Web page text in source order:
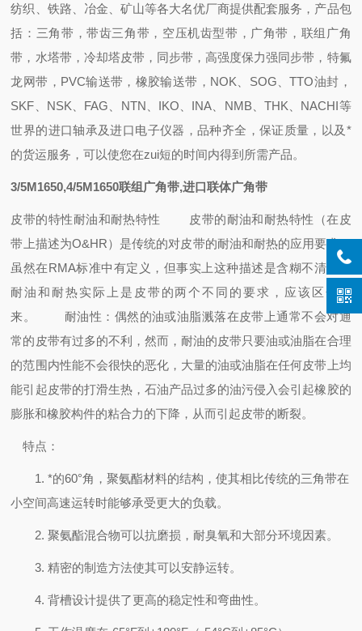
纺织、铁路、冶金、矿山等各大名优厂商提供配套服务， 产品包
括： 三角带，带齿三角带，空压机齿型带，广角带，联组广角
带，水塔带，冷却塔皮带，同步带，高强度保力强同步带，特氟
龙网带，PVC输送带，橡胶输送带 ， NOK、SOG、TTO油封 ，
SKF、NSK、FAG、NTN、IKO、INA、NMB、THK、NACHI等
世界的进口轴承及进口电子仪器，品种齐全，保证质量， 以及 *
的货运服务，可以使您在zui短的时间内得到所需产品。
3/5M1650,4/5M1650联组广角带,进口联体广角带
皮带的特性耐油和耐热特性
皮带的耐油和耐热特性（在皮
带上描述为O&HR）是传统的对皮带的耐油和耐热的应用要求，
虽然在RMA标准中有定义，但事实上这种描述是含糊不清的，
耐油和耐热实际上是皮带的两个不同的要求，应该区分开
来。
耐油性：偶然的油或油脂溅落在皮带上通常不会对通
常的皮带有过多的不利，然而，耐油的皮带只要油或油脂在合理
的范围内性能不会很快的恶化，大量的油或油脂在任何皮带上均
能引起皮带的打滑生热，石油产品过多的油污侵入会引起橡胶的
膨胀和橡胶构件的粘合力的下降，从而引起皮带的断裂。
特点：
1. *的60°角，聚氨酯材料的结构，使其相比传统的三角带在
小空间高速运转时能够承受更大的负载。
2. 聚氨酯混合物可以抗磨损，耐臭氧和大部分环境因素。
3. 精密的制造方法使其可以安静运转。
4. 背槽设计提供了更高的稳定性和弯曲性。